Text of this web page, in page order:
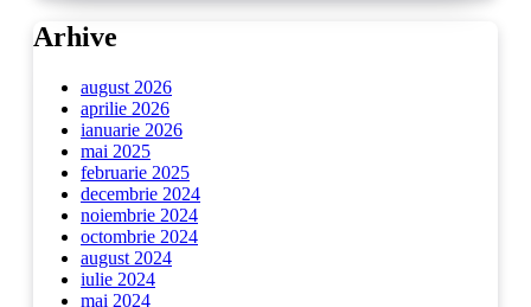
Arhive
august 2026
aprilie 2026
ianuarie 2026
mai 2025
februarie 2025
decembrie 2024
noiembrie 2024
octombrie 2024
august 2024
iulie 2024
mai 2024